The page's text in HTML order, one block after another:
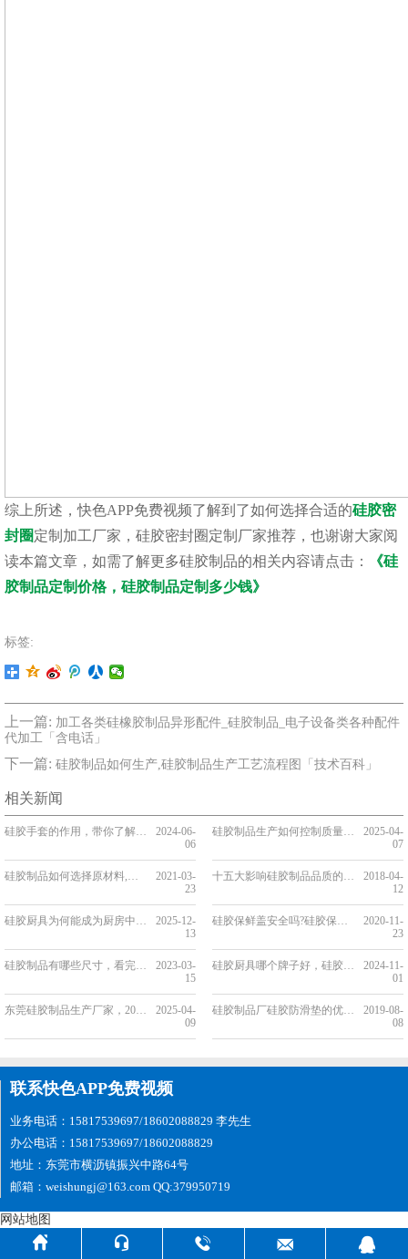
    
综上所述，快色APP免费视频了解到了如何选择合适的硅胶密
封圈定制加工厂家，硅胶密封圈定制厂家推荐，也谢谢大家阅
读本篇文章，如需了解更多硅胶制品的相关内容请点击：
《硅
胶制品定制价格，硅胶制品定制多少钱》
标签:
上一篇: 加工各类硅橡胶制品异形配件_硅胶制品_电子设备类各种配件
代加工「含电话」
下一篇: 硅胶制品如何生产,硅胶制品生产工艺流程图「技术百科」
相关新闻
硅胶手套的作用，带你了解硅胶手套【知识普及】
2024-06-
06
硅胶制品生产如何控制质量，看完你就知道了[最新更新]
2025-04-
07
硅胶制品如何选择原材料,一文带你深入了解[行业百科]
2021-03-
23
十五大影响硅胶制品品质的因素
2018-04-
12
硅胶厨具为何能成为厨房中的热门选择，看完你就知道了[最新更新]
2025-12-
13
硅胶保鲜盖安全吗?硅胶保鲜盖能放心使用吗?
2020-11-
23
硅胶制品有哪些尺寸，看完你就知道了[今日资讯]
2023-03-
15
硅胶厨具哪个牌子好，硅胶厨具品牌排行榜【最新排名】
2024-11-
01
东莞硅胶制品生产厂家，2025硅胶制品厂家分享[全网聚焦]
2025-04-
09
硅胶制品厂硅胶防滑垫的优点和缺点
2019-08-
08
联系快色APP免费视频
业务电话：15817539697/18602088829 李先生
办公电话：15817539697/18602088829
地址：东莞市横沥镇振兴中路64号
邮箱：weishungj@163.com QQ:379950719
网站地图